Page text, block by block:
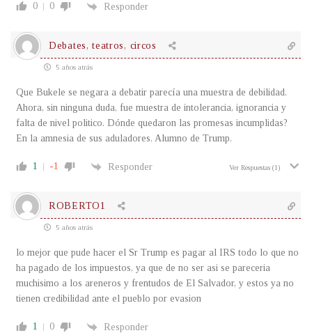
0 0 Responder
Debates, teatros, circos
5 años atrás
Que Bukele se negara a debatir parecía una muestra de debilidad.
Ahora, sin ninguna duda, fue muestra de intolerancia, ignorancia y
falta de nivel politico. Dónde quedaron las promesas incumplidas?
En la amnesia de sus aduladores. Alumno de Trump.
1 -1 Responder Ver Respuestas (1)
ROBERTO1
5 años atrás
lo mejor que pude hacer el Sr Trump es pagar al IRS todo lo que no
ha pagado de los impuestos, ya que de no ser asi se pareceria
muchisimo a los areneros y frentudos de El Salvador, y estos ya no
tienen credibilidad ante el pueblo por evasion
1 0 Responder